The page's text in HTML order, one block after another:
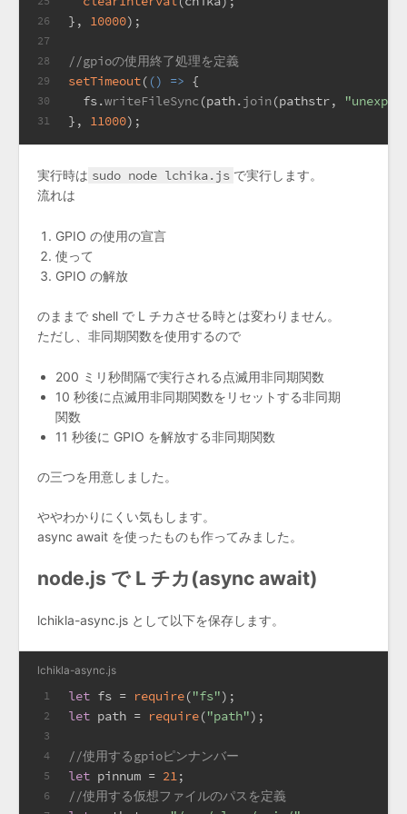
26
27
28
29
30
31
}, 10000);
//gpioの使用終了処理を定義
setTimeout( () => {
  fs.
writeFileSync(path.join(pathstr,
}, 11000);
実行時は sudo node lchika.js で実行します。
流れは
GPIO の使用の宣言
使って
GPIO の解放
のままで shell で L チカさせる時とは変わりません。
ただし、非同期関数を使用するので
200 ミリ秒間隔で実行される点滅用非同期関数
10 秒後に点滅用非同期関数をリセットする非同期
関数
11 秒後に GPIO を解放する非同期関数
の三つを用意しました。
ややわかりにくい気もします。
async await を使ったものも作ってみました。
node.js で L チカ(async await)
lchikla-async.js として以下を保存します。
lchikla-async.js
1
2
3
4
5
6
let fs = require("fs");
let path = require("path");
//使用するgpioピンナンバー
let pinnum = 21;
//使用する仮想ファイルのパスを定義